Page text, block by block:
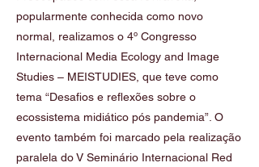
popularmente conhecida como novo
normal, realizamos o 4º Congresso
Internacional Media Ecology and Image
Studies – MEISTUDIES, que teve como
tema “Desafios e reflexões sobre o
ecossistema midiático pós pandemia”. O
evento também foi marcado pela realização
paralela do V Seminário Internacional Red